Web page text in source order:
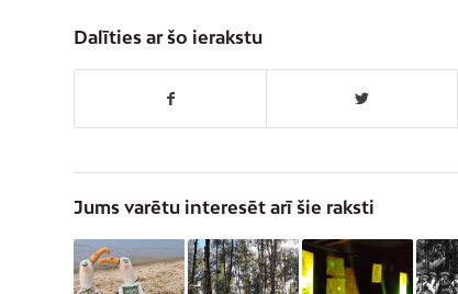
Dalīties ar šo ierakstu
Jums varētu interesēt arī šie raksti